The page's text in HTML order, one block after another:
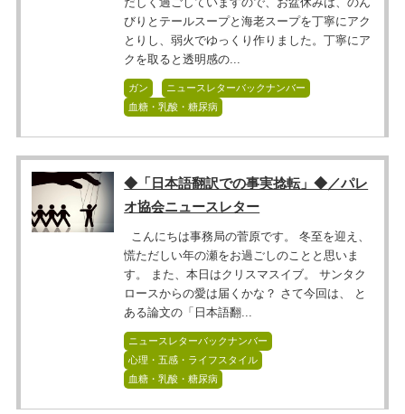
だしく過ごしていますので、お盆休みは、のん
びりとテールスープと海老スープを丁寧にアク
とりし、弱火でゆっくり作りました。丁寧にア
クを取ると透明感の...
ガン
ニュースレターバックナンバー
血糖・乳酸・糖尿病
◆「日本語翻訳での事実捻転」◆／パレ
オ協会ニュースレター
こんにちは事務局の菅原です。 冬至を迎え、
慌ただしい年の瀬をお過ごしのことと思いま
す。 また、本日はクリスマスイブ。 サンタク
ロースからの愛は届くかな？ さて今回は、 と
ある論文の「日本語翻...
ニュースレターバックナンバー
心理・五感・ライフスタイル
血糖・乳酸・糖尿病